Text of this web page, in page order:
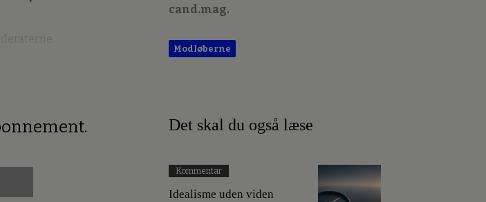
cand.mag.
Modløberne
Det skal du også læse
Kommentar
Idealisme uden viden